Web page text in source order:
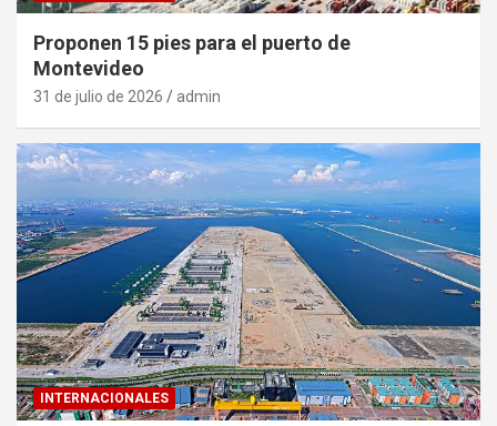
Proponen 15 pies para el puerto de
Montevideo
31 de julio de 2026 admin
INTERNACIONALES